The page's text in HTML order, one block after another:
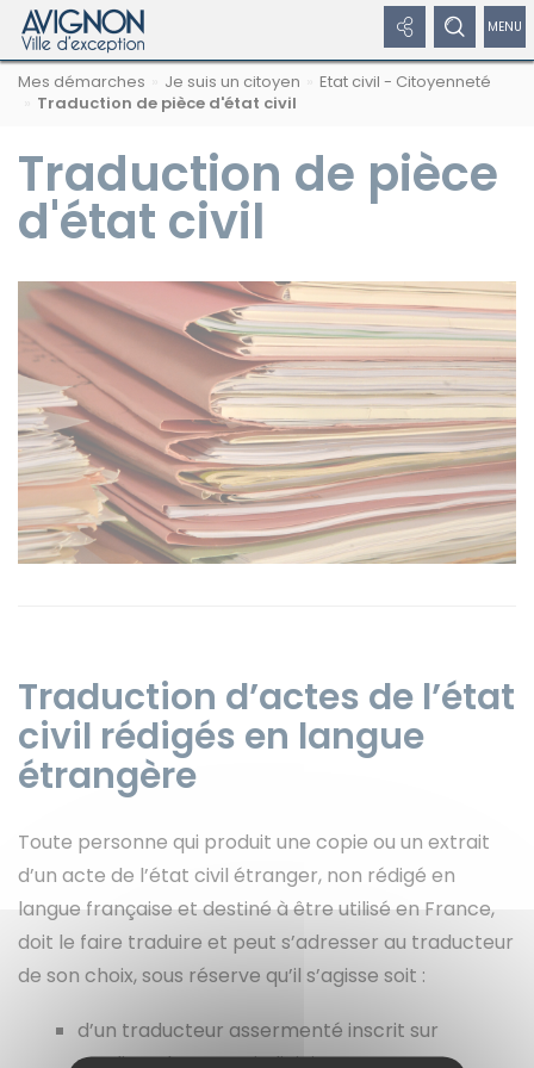
Afficher
le
de
Rechercher
sur
Afficher
les
réseaux
Nous
suivre
les
réseaux
sociaux
liens
Facebook
Twitter
Navigation
parMes démarches Je suis un citoyen
Etat civil - Citoyenneté
Traduction de pièce d'état civil
Traduction de pièce
d'état civil
Traduction d’actes de l’état
civil rédigés en langue
étrangère
Toute personne qui produit une copie ou un extrait
d’un acte de l’état civil étranger, non rédigé en
langue française et destiné à être utilisé en France,
doit le faire traduire et peut s’adresser au traducteur
de son choix, sous réserve qu’il s’agisse soit :
d’un traducteur assermenté inscrit sur
Panneau de gestion des cookies